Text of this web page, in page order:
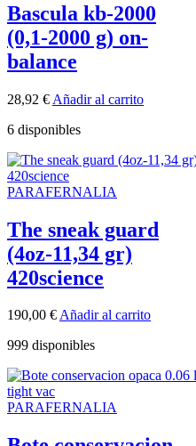
Bascula kb-2000
(0,1-2000 g) on-
balance
28,92 € Añadir al carrito
6 disponibles
PARAFERNALIA
The sneak guard
(4oz-11,34 gr)
420science
190,00 €Añadir al carrito
999 disponibles
PARAFERNALIA